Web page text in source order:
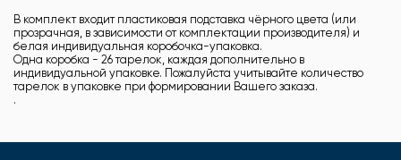
В комплект входит пластиковая подставка чёрного цвета (или
прозрачная, в зависимости от комплектации производителя) и
белая индивидуальная коробочка-упаковка.
Одна коробка - 26 тарелок, каждая дополнительно в
индивидуальной упаковке. Пожалуйста учитывайте количество
тарелок в упаковке при формировании Вашего заказа.
.